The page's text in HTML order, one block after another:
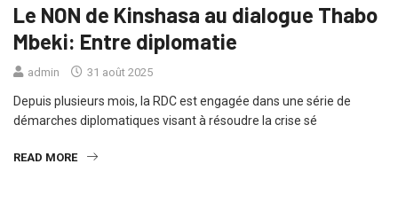
Le NON de Kinshasa au dialogue Thabo
Mbeki: Entre diplomatie
admin 31 août 2025
Depuis plusieurs mois, la RDC est engagée dans une série de
démarches diplomatiques visant à résoudre la crise sé
READ MORE